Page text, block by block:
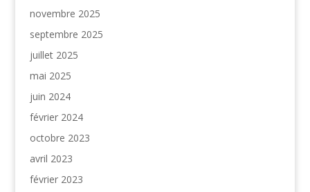
novembre 2025
septembre 2025
juillet 2025
mai 2025
juin 2024
février 2024
octobre 2023
avril 2023
février 2023